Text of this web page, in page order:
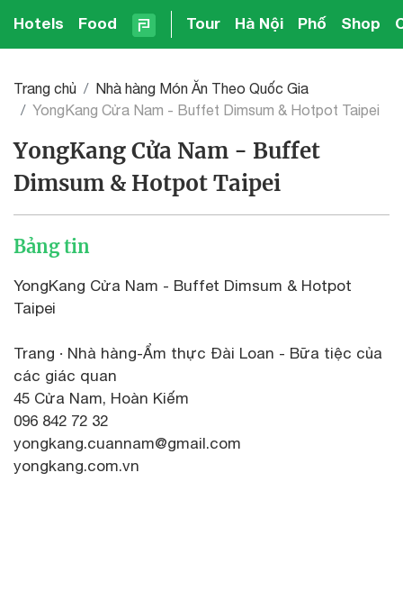
Hotels Food Tour Hà Nội Phố Shop
Trang chủ
Nhà hàng Món Ăn Theo Quốc Gia
YongKang Cửa Nam - Buffet Dimsum & Hotpot Taipei
YongKang Cửa Nam - Buffet
Dimsum & Hotpot Taipei
Bảng tin
YongKang Cửa Nam - Buffet Dimsum & Hotpot
Taipei
Trang · Nhà hàng-Ẩm thực Đài Loan - Bữa tiệc của
các giác quan
45 Cửa Nam, Hoàn Kiếm
096 842 72 32
yongkang.cuannam@gmail.com
yongkang.com.vn